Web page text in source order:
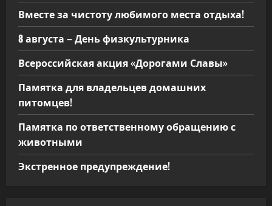
Вместе за чистоту любимого места отдыха!
8 августа – День физкультурника
Всероссийская акция «Дорогами Славы»
Памятка для владельцев домашних
питомцев!
Памятка по ответственному обращению с
животными
Экстренное предупреждение!